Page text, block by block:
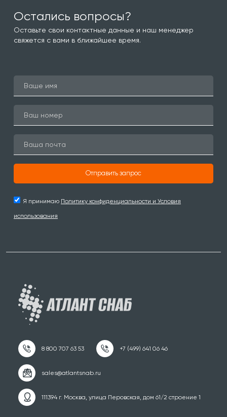
Остались вопросы?
Оставьте свои контактные данные и наш менеджер
свяжется с вами в ближайшее время.
Отправить запрос
Я принимаю Политику конфиденциальности и Условия
использования
111394 г. Москва, улица Перовская, дом 61/2 строение 1